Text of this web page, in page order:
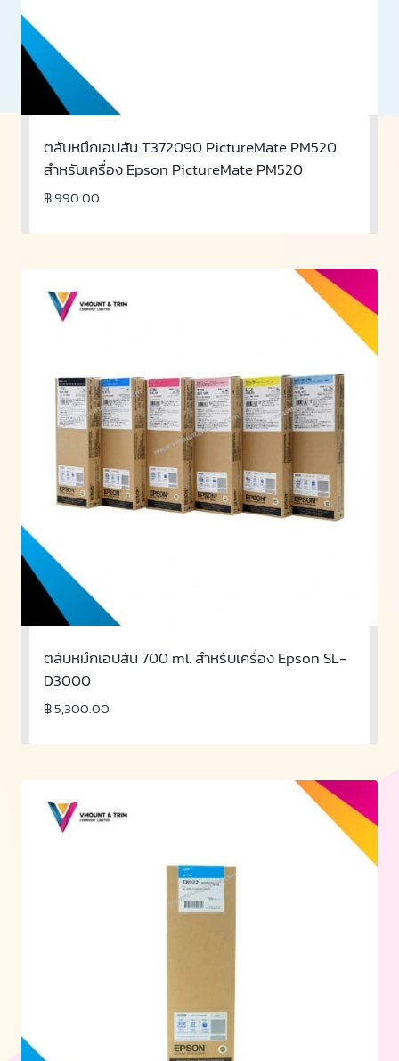
ตลับหมึกเอปสัน T372090 PictureMate PM520
สำหรับเครื่อง Epson PictureMate PM520
฿990.00
ตลับหมึกเอปสัน 700 ml. สำหรับเครื่อง Epson SL-
D3000
฿5,300.00